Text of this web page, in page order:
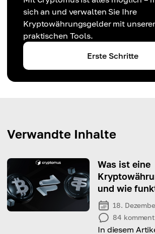
sich an und verwalten Sie Ihre
Kryptowährungsgelder mit
praktischen Tools.
Erste Schritte
Verwandte Inhalte
Was ist eine
und wie
18.
84
In diesem